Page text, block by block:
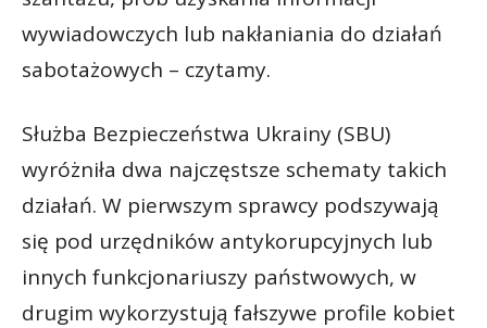
wywiadowczych lub nakłaniania do działań
sabotażowych – czytamy.
Służba Bezpieczeństwa Ukrainy (SBU)
wyróżniła dwa najczęstsze schematy takich
działań. W pierwszym sprawcy podszywają
się pod urzędników antykorupcyjnych lub
innych funkcjonariuszy państwowych, w
drugim wykorzystują fałszywe profile kobiet